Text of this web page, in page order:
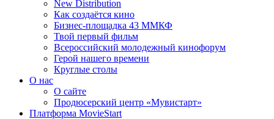
New Distribution
Как создаётся кино
Бизнес-площадка 43 ММКФ
Твой первый фильм
Всероссийский молодежный кинофорум
Герой нашего времени
Круглые столы
О нас
О сайте
Продюсерский центр «Мувистарт»
Платформа MovieStart